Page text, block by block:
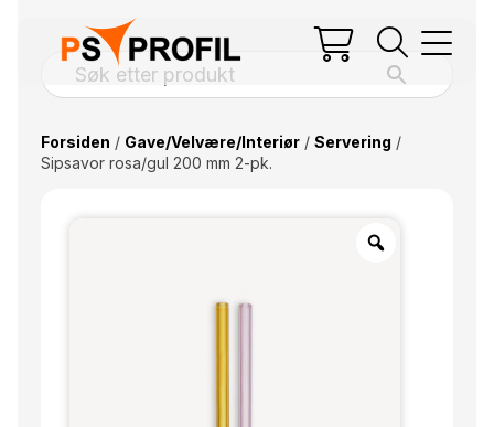
Forsiden / Gave/Velvære/Interiør/ Servering /
Sipsavor rosa/gul 200 mm 2-pk.